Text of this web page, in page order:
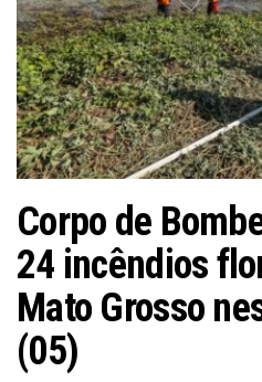
Corpo de
24 incêndios
Mato Grosso
(05)